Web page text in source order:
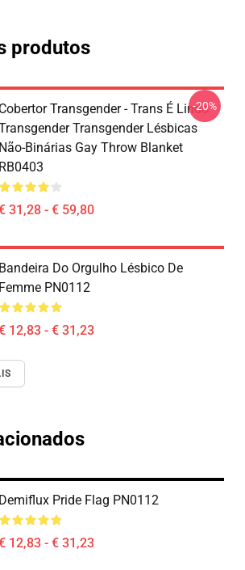
produtos
Cobertor Transgender - Trans É Lindo
Transgender Lésbicas
Não-Binárias Gay Throw Blanket
RB0403
31,28 - € 59,80
-20%
Bandeira Do Orgulho Lésbico De
Femme PN0112
12,83 - € 31,23
Demiflux Pride Flag PN0112
12,83 - € 31,23